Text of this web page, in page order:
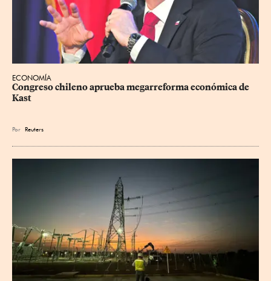
ECONOMÍA
Congreso chileno aprueba megarreforma económica de
Kast
Por Reuters